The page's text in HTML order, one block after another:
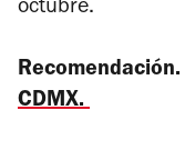
octubre.
Recomendación.
CDMX.